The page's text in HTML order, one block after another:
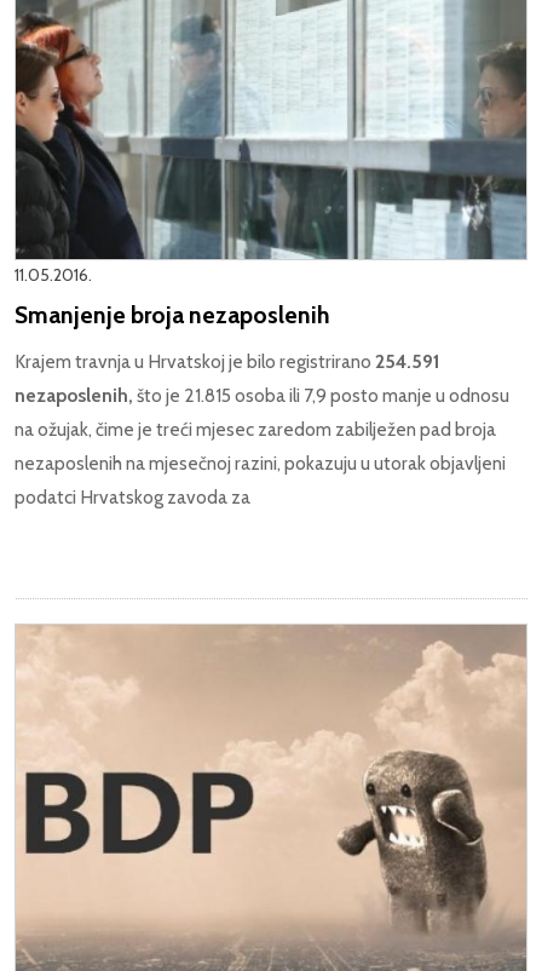
11.05.2016.
Smanjenje broja nezaposlenih
Krajem travnja u Hrvatskoj je bilo registrirano 254.591
nezaposlenih, što je 21.815 osoba ili 7,9 posto manje u odnosu
na ožujak, čime je treći mjesec zaredom zabilježen pad broja
nezaposlenih na mjesečnoj razini, pokazuju u utorak objavljeni
podatci Hrvatskog zavoda za